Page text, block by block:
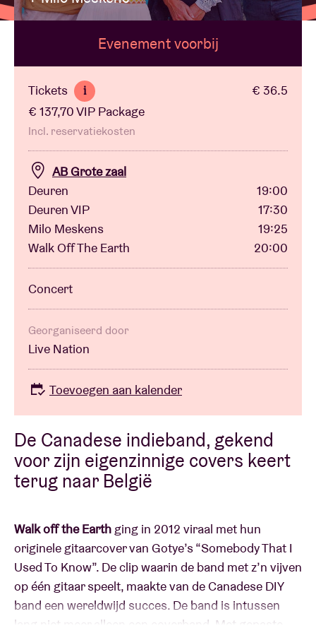
BRDCST
ABtv
Concertcheque
Over AB
Contact
De Canadese indieband, gekend
voor zijn eigenzinnige covers keert
terug naar België
Walk off the Earth ging in 2012 viraal met hun
originele gitaarcover van Gotye’s “Somebody That I
Used To Know”. De clip waarin de band met z’n vijven
op één gitaar speelt, maakte van de Canadese DIY
band een wereldwijd succes. De band is intussen
lang niet meer alleen een coverband. Met gepaste
Evenement voorbij
Tickets i
€ 36.5
€ 137,70 VIP Package
Incl. reservatiekosten
AB Grote zaal
Deuren
19:00
Deuren VIP
17:30
Milo Meskens
19:25
Walk Off The Earth
20:00
Concert
Georganiseerd door
Live Nation
Toevoegen aan kalender